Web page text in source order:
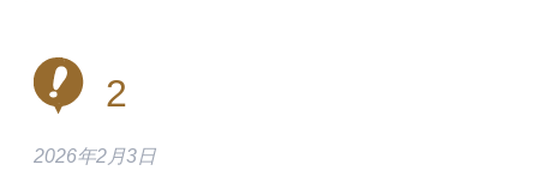
2
2026年2月3日